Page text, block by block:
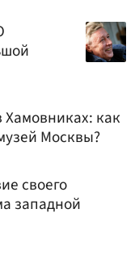
Хамовниках: как
Москвы?
своего
западной